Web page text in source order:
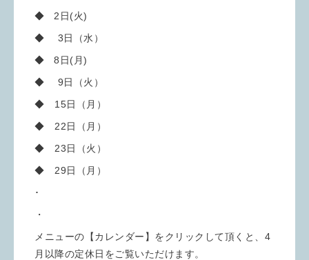
◆ 2日(火)
◆ 3日（水）
◆ 8日(月)
◆ 9日（火）
◆ 15日（月）
◆ 22日（月）
◆ 23日（火）
◆ 29日（月）
･
・
メニューの【カレンダー】をクリックして頂くと、4
月以降の定休日をご覧いただけます。